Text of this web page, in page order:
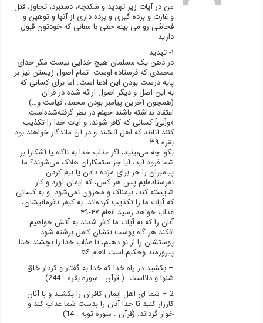
من در آیات زیر تهدید و شکنجه، دستبرد، تجاوز، قتل
و غارت و برده گیری و برده داری از آنها و توهین و
فحاشی رو می بینم حتی با معانی که خودتون قبول
دارید
۱- تهدید
در ذهن یک مسلمان هیچ خدایی نیست مگر خدای
محمدی که فرستاده اوست. تمام اصول زیستن نیز بر
پایه درست بودن این ادعا است. اما برای کسانی که
به این اصل و دیگر اصول ارائه شده در قرآن
(همچون آخرین پیامبر بودن محمد، قیامت و…)
اعتقاد نداشته باشند جهنم در نظر گرفته‌شده‌است:
«و[لی] کسانی که کافر شوند، و آیات خدا را تکذیب
کنند آنانند که اهل آتشند و در آن ماندگار خواهند بود
بقره ۳۹
بگو: چه می‌بینید، اگر عذاب خدا به ناگاه یا آشکارا بر
شما فرود آید، آیا جز ستمکاران هلاک می‌شوند؟ ما
پیامبران را جز برای مژده دادن یا بیم کردن
نفرستاده‌ایم پس هر کس، که ایمان آورد و کار
شایسته کند، بیمناک و محزون نمی‌شود. و به کسانی
که آیات ما را تکذیب کرده‌اند، به کیفر نافرمانیشان،
عذاب خواهد رسید.انعام ۴۷-۴۹
آنان را که به آیات ما کافر شدند به آتش خواهیم
افکند هر گاه پوست تنشان کامل برشته شود
پوستشان را از نو دهیم، تا عذاب خدا را بچشند خدا
پیروزمند وحکیم است انعام ۵۶
– بکشید در راه خدا که خدا به گفتار و کردار خلق
شنوا و داناست. ( قرآن . سوره بقره . 244)
2 – شما ای اهل ایمان کافران را بکشید و با آنان
کارزار کنید تا خدا آنان را بدست شما عذاب کند و
خوار گرداند. (قرآن . سوره توبه . 14)